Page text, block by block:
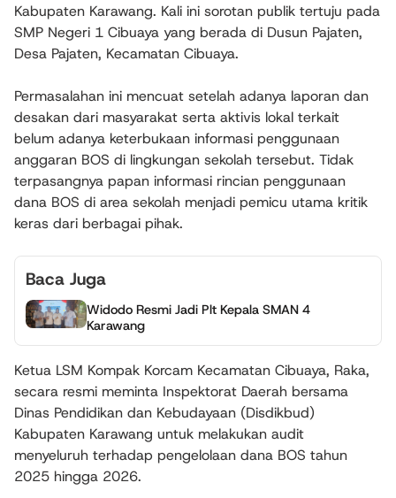
Kabupaten Karawang. Kali ini sorotan publik tertuju pada
SMP Negeri 1 Cibuaya yang berada di Dusun Pajaten,
Desa Pajaten, Kecamatan Cibuaya.
Permasalahan ini mencuat setelah adanya laporan dan
desakan dari masyarakat serta aktivis lokal terkait
belum adanya keterbukaan informasi penggunaan
anggaran BOS di lingkungan sekolah tersebut. Tidak
terpasangnya papan informasi rincian penggunaan
dana BOS di area sekolah menjadi pemicu utama kritik
keras dari berbagai pihak.
Baca Juga
Widodo Resmi Jadi Plt Kepala SMAN 4
Karawang
Ketua LSM Kompak Korcam Kecamatan Cibuaya, Raka,
secara resmi meminta Inspektorat Daerah bersama
Dinas Pendidikan dan Kebudayaan (Disdikbud)
Kabupaten Karawang untuk melakukan audit
menyeluruh terhadap pengelolaan dana BOS tahun
2025 hingga 2026.